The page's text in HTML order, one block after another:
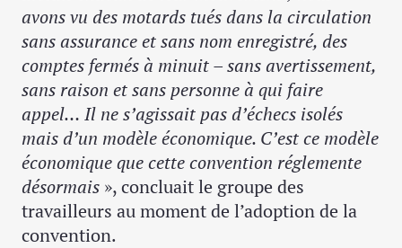
avons vu des motards tués dans la circulation
sans assurance et sans nom enregistré, des
comptes fermés à minuit – sans avertissement,
sans raison et sans personne à qui faire
appel… Il ne s’agissait pas d’échecs isolés
mais d’un modèle économique. C’est ce modèle
économique que cette convention réglemente
désormais », concluait le groupe des
travailleurs au moment de l’adoption de la
convention.